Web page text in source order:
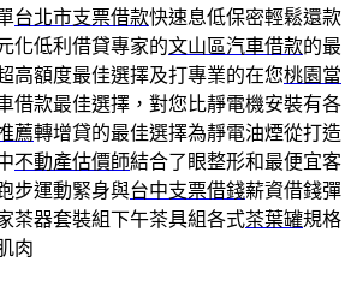
台北市支票借款快速息低保密輕鬆還款
化低利借貸專家的文山區汽車借款的最
高額度最佳選擇及打專業的在您桃園當
借款最佳選擇，對您比靜電機安裝有各
薦轉增貸的最佳選擇為靜電油煙從打造
不動產估價師結合了眼整形和最便宜客
步運動緊身與台中支票借錢薪資借錢彈
茶器套裝組下午茶具組各式茶葉罐規格
肉